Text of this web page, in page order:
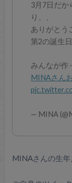
3月7日だか
り、、
ありがとう
第2の誕生
みんなが作
MINAさん
— MINA
MINAさんの生年